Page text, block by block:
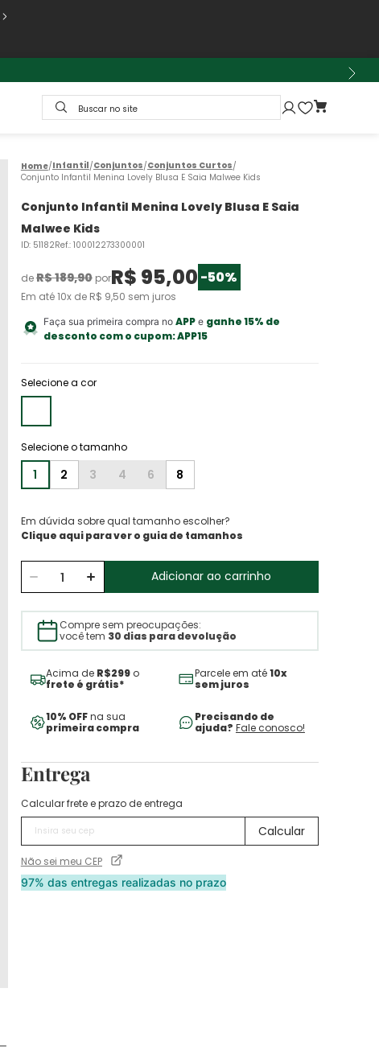
Buscar no site
Infantil Conjuntos Conjuntos Curtos
Conjunto Infantil Menina Lovely Blusa E Saia Malwee Kids
Conjunto Infantil Menina Lovely Blusa E Saia
Malwee Kids
ID: 51182Ref.: 100012273300001
deR$189,90porR$ 95,00 -50%
Em até10x de R$ 9,50 sem juros
Faça sua primeira compra no APPe ganhe 15% de
desconto com o cupom:APP15
Selecione a cor
1 2 3 4 6 8
Em dúvida sobre qual tamanho escolher?
Clique aqui para ver o guia de tamanhos
Adicionar ao carrinho
Compre sem preocupações:
você tem 30 dias para devolução
Acima de R$299o
frete é grátis*
Parcele em até10x
sem juros
10% OFFna sua
primeira compra
Precisando de
ajuda? Fale conosco!
Entrega
Calcular frete e prazo de entrega
Não sei meu CEP
97% das entregas realizadas no prazo